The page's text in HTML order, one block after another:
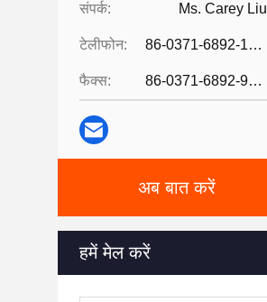
संपर्क: Ms. Carey Liu
टेलीफोन: 86-0371-6892-1527
फैक्स: 86-0371-6892-9024
अब बात करें
हमें मेल करें